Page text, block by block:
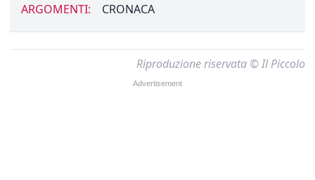
ARGOMENTI: CRONACA
Riproduzione riservata © Il Piccolo